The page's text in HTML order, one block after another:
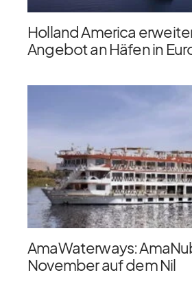
Holland America
Angebot an Häfen in
AmaWaterways:
November auf dem Nil